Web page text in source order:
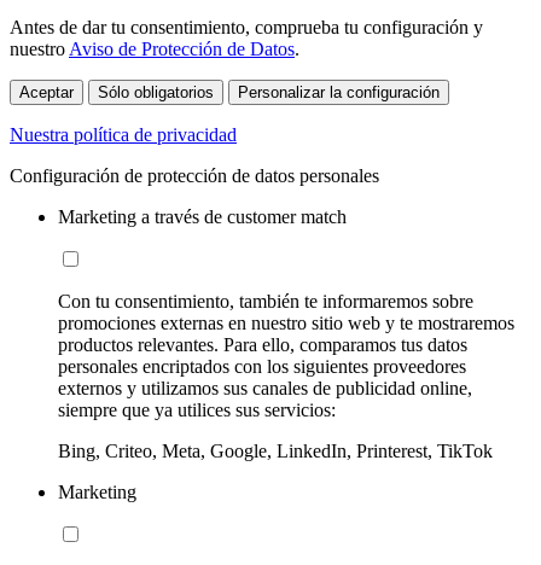
Antes de dar tu consentimiento, comprueba tu configuración y
nuestro Aviso de Protección de Datos.
Aceptar Sólo obligatorios Personalizar la configuración
Nuestra política de privacidad
Configuración de protección de datos personales
Marketing a través de customer match
Con tu consentimiento, también te informaremos sobre
promociones externas en nuestro sitio web y te mostraremos
productos relevantes. Para ello, comparamos tus datos
personales encriptados con los siguientes proveedores
externos y utilizamos sus canales de publicidad online,
siempre que ya utilices sus servicios:
Bing, Criteo, Meta, Google, LinkedIn, Printerest, TikTok
Marketing